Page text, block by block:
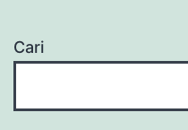
Cari